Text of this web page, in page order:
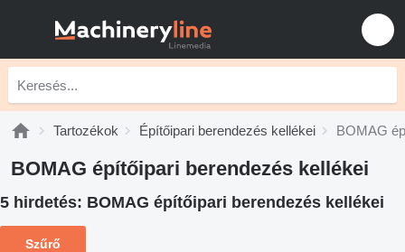
Tartozékok Építőipari berendezés kellékei BOMAG
BOMAG építőipari berendezés kellékei
5 hirdetés: BOMAG építőipari berendezés kellékei
Szűrő